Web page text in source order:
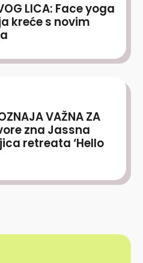
LICA: Face yoga
kreće s novim
VAŽNA ZA
zna Jassna
retreata ‘Hello